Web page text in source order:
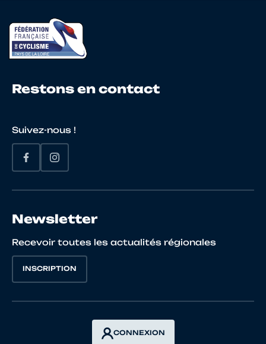
Restons en contact
Suivez-nous !
Newsletter
Recevoir toutes les actualités régionales
INSCRIPTION
CONNEXION